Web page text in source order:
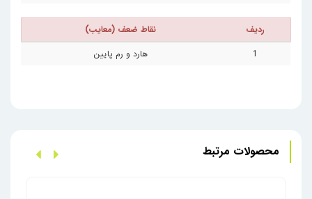
ردیف
نقاط ضعف (معایب)
1
هارد و رم پایین
محصولات مرتبط